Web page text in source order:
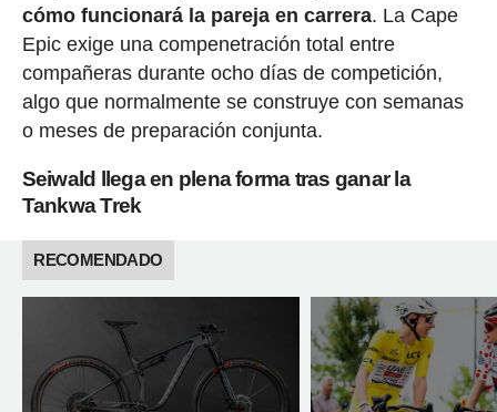
cómo funcionará la pareja en carrera. La Cape
Epic exige una compenetración total entre
compañeras durante ocho días de competición,
algo que normalmente se construye con semanas
o meses de preparación conjunta.
Seiwald llega en plena forma tras ganar la
Tankwa Trek
RECOMENDADO